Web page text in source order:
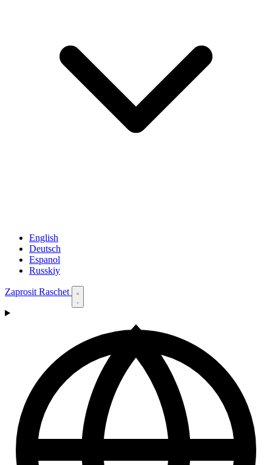
English
Deutsch
Espanol
Russkiy
Zaprosit Raschet